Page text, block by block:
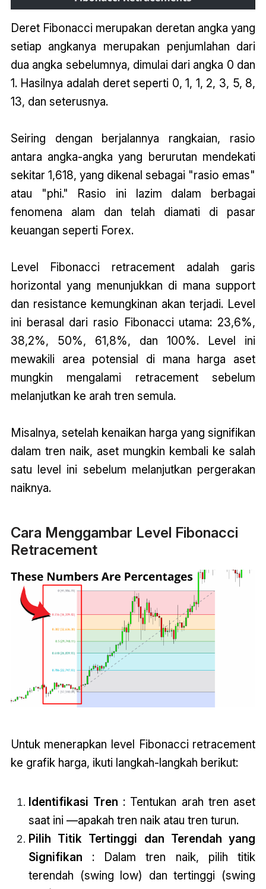
Deret Fibonacci merupakan deretan angka yang
setiap angkanya merupakan penjumlahan dari
dua angka sebelumnya, dimulai dari angka 0 dan
1. Hasilnya adalah deret seperti 0, 1, 1, 2, 3, 5, 8,
13, dan seterusnya.
Seiring dengan berjalannya rangkaian, rasio
antara angka-angka yang berurutan mendekati
sekitar 1,618, yang dikenal sebagai "rasio emas"
atau "phi." Rasio ini lazim dalam berbagai
fenomena alam dan telah diamati di pasar
keuangan seperti Forex.
Level Fibonacci retracement adalah garis
horizontal yang menunjukkan di mana support
dan resistance kemungkinan akan terjadi. Level
ini berasal dari rasio Fibonacci utama: 23,6%,
38,2%, 50%, 61,8%, dan 100%. Level ini
mewakili area potensial di mana harga aset
mungkin mengalami retracement sebelum
melanjutkan ke arah tren semula.
Misalnya, setelah kenaikan harga yang signifikan
dalam tren naik, aset mungkin kembali ke salah
satu level ini sebelum melanjutkan pergerakan
naiknya.
Cara Menggambar Level Fibonacci
Retracement
Untuk menerapkan level Fibonacci retracement
ke grafik harga, ikuti langkah-langkah berikut:
Identifikasi Tren : Tentukan arah tren aset
saat ini —apakah tren naik atau tren turun.
Pilih Titik Tertinggi dan Terendah yang
Signifikan : Dalam tren naik, pilih titik
terendah (swing low) dan tertinggi (swing